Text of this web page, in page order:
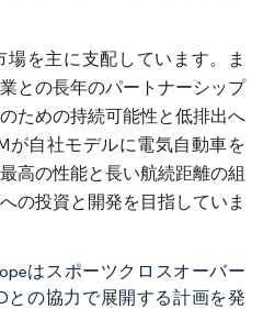
を主に支配しています。ま
との長年のパートナーシップ
ための持続可能性と低排出へ
が自社モデルに電気自動車を
高の性能と長い航続距離の組
の投資と開発を目指していま
はスポーツクロスオーバー
との協力で展開する計画を発